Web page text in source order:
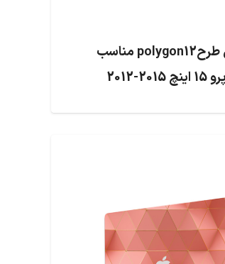
برچسب تزئینی طرحpolygon12 مناسب
2012